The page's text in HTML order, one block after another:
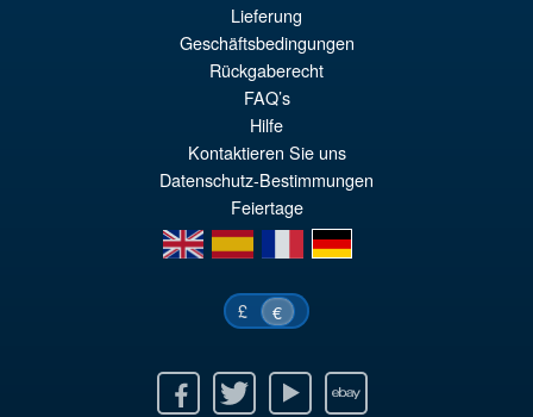
IN DEN WARENKORB
Lieferung
Geschäftsbedingungen
Rückgaberecht
FAQ’s
Hilfe
Kontaktieren Sie uns
Datenschutz-Bestimmungen
Feiertage
en
es fr de
£ €
Twitter Youtube Ebay